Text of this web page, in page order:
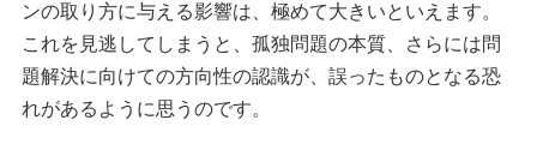
ンの取り方に与える影響は、極めて大きいといえます。
これを見逃してしまうと、孤独問題の本質、さらには問
題解決に向けての方向性の認識が、誤ったものとなる恐
れがあるように思うのです。